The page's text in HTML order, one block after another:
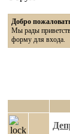
Добро
Мы рады
форму для входа.